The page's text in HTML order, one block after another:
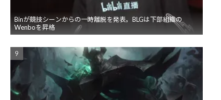
Binが競技シーンからの一時離脱を発表。BLGは下部組織の
Wenboを昇格